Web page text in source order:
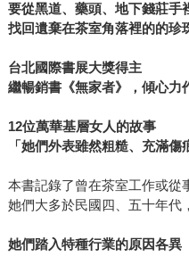
要從黑道、藥頭、地下錢莊手
找回遺棄在茶室角落裡的的珍
台北國際書展大獎得主
繼暢銷書《無家者》，傾心力
12位萬華基層女人的故事
「她們外表雖然粗糙、充滿傷
本書記錄了曾在茶室工作或從
她們大多於民國四、五十年代
她們踏入特種行業的原因各異